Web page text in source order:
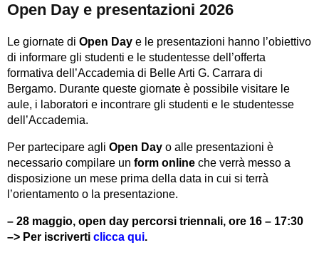
Open Day e presentazioni 2026
Le giornate di Open Day e le presentazioni hanno l’obiettivo
di informare gli studenti e le studentesse dell’offerta
formativa dell’Accademia di Belle Arti G. Carrara di
Bergamo. Durante queste giornate è possibile visitare le
aule, i laboratori e incontrare gli studenti e le studentesse
dell’Accademia.
Per partecipare agli Open Day o alle presentazioni è
necessario compilare un form online che verrà messo a
disposizione un mese prima della data in cui si terrà
l’orientamento o la presentazione.
– 28 maggio, open day percorsi triennali, ore 16 – 17:30
–> Per iscriverti clicca qui.